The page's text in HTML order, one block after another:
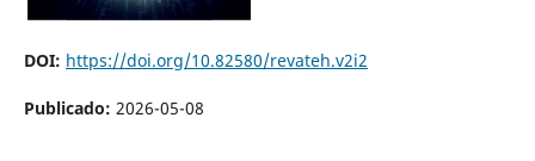
DOI: https://doi.org/10.82580/revateh.v2i2
Publicado: 2026-05-08